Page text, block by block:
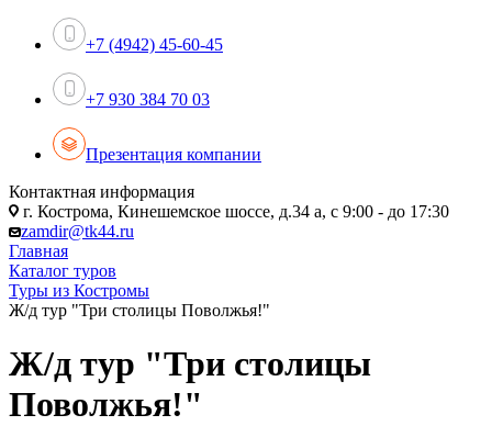
+7 (4942) 45-60-45
+7 930 384 70 03
Презентация компании
Контактная информация
г. Кострома, Кинешемское шоссе, д.34 а, с 9:00 - до 17:30
zamdir@tk44.ru
Главная
Каталог туров
Туры из Костромы
Ж/д тур "Три столицы Поволжья!"
Ж/д тур "Три столицы
Поволжья!"